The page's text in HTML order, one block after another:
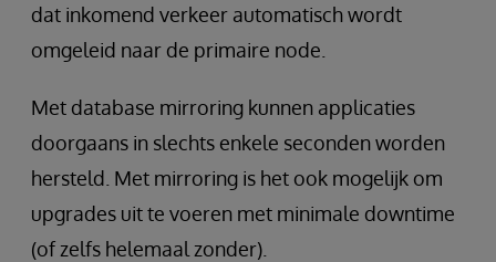
dat inkomend verkeer automatisch wordt
omgeleid naar de primaire node.
Met database mirroring kunnen applicaties
doorgaans in slechts enkele seconden worden
hersteld. Met mirroring is het ook mogelijk om
upgrades uit te voeren met minimale downtime
(of zelfs helemaal zonder).